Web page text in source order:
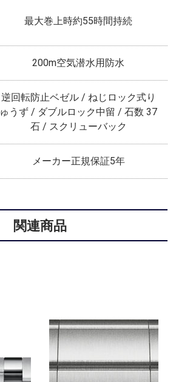
最大巻上時約55時間持続
200m空気潜水用防水
逆回転防止ベゼル / ねじロック式り
ゅうず / ダブルロック中留 / 石数 37
石 / スクリューバック
メーカー正規保証5年
関連商品